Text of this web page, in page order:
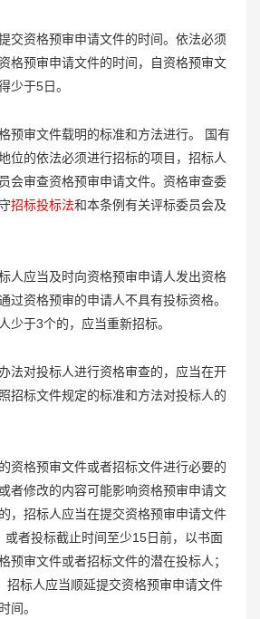
交资格预审申请文件的时间。依法必须
格预审申请文件的时间，自资格预审文
少于5日。
预审文件载明的标准和方法进行。 国有
位的依法必须进行招标的项目，招标人
会审查资格预审申请文件。资格审查委
招标投标法和本条例有关评标委员会及
人应当及时向资格预审申请人发出资格
过资格预审的申请人不具有投标资格。
少于3个的，应当重新招标。
法对投标人进行资格审查的，应当在开
招标文件规定的标准和方法对投标人的
资格预审文件或者招标文件进行必要的
者修改的内容可能影响资格预审申请文
，招标人应当在提交资格预审申请文件
或者投标截止时间至少15日前，以书面
预审文件或者招标文件的潜在投标人；
招标人应当顺延提交资格预审申请文件
间。